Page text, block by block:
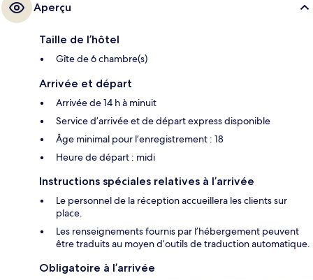
Aperçu
Taille de l’hôtel
Gîte de 6 chambre(s)
Arrivée et départ
Arrivée de 14 h à minuit
Service d’arrivée et de départ express disponible
Âge minimal pour l’enregistrement : 18
Heure de départ : midi
Instructions spéciales relatives à l’arrivée
Le personnel de la réception accueillera les clients sur
place.
Les renseignements fournis par l’hébergement peuvent
être traduits au moyen d’outils de traduction automatique.
Obligatoire à l’arrivée